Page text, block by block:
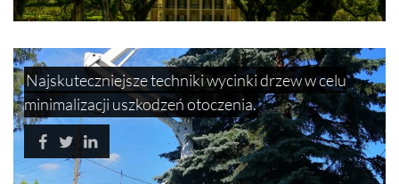
Najskuteczniejsze techniki wycinki drzew w celu
minimalizacji uszkodzeń otoczenia.